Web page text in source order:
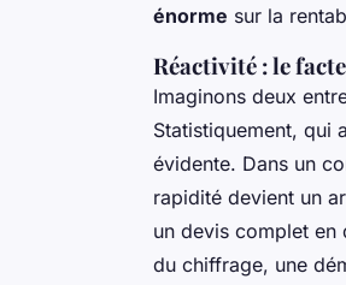
énorme sur la
Réactivité : le
Imaginons deux
Statistiquement, qui
évidente. Dans un
rapidité devient un
un devis complet en
du chiffrage, une